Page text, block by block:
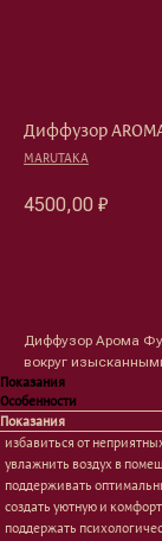
Диффузор
MARUTAKA
4500,00 ₽
Диффузор Арома
вокруг
Показания
Особенности
Показания
избавиться от
увлажнить воздух в
поддерживать
создать уютную и
поддержать